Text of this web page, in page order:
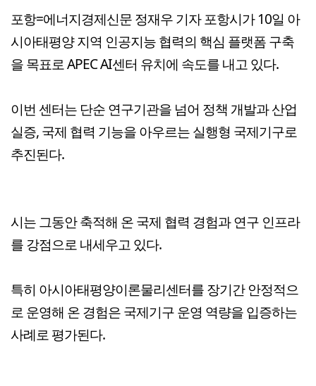
포항=에너지경제신문 정재우 기자 포항시가 10일 아
시아태평양 지역 인공지능 협력의 핵심 플랫폼 구축
을 목표로 APEC AI센터 유치에 속도를 내고 있다.
이번 센터는 단순 연구기관을 넘어 정책 개발과 산업
실증, 국제 협력 기능을 아우르는 실행형 국제기구로
추진된다.
시는 그동안 축적해 온 국제 협력 경험과 연구 인프라
를 강점으로 내세우고 있다.
특히 아시아태평양이론물리센터를 장기간 안정적으
로 운영해 온 경험은 국제기구 운영 역량을 입증하는
사례로 평가된다.